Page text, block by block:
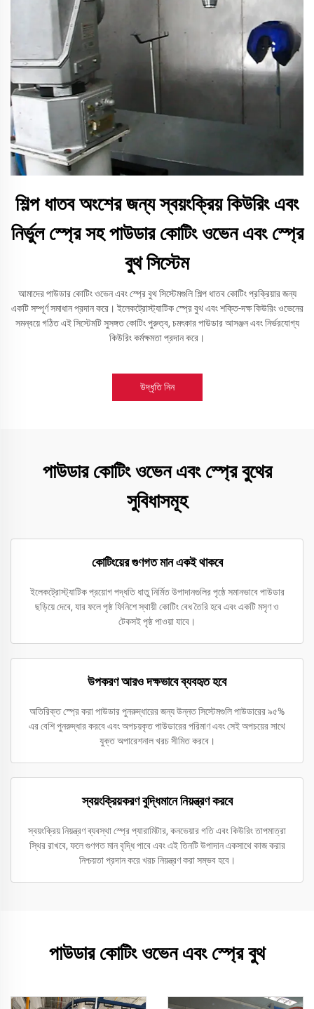
শিল্প ধাতব অংশের জন্য স্বয়ংক্রিয় কিউরিং এবং
নির্ভুল স্প্রে সহ পাউডার কোটিং ওভেন এবং স্প্রে
বুথ সিস্টেম
আমাদের পাউডার কোটিং ওভেন এবং স্প্রে বুথ সিস্টেমগুলি শিল্প ধাতব কোটিং প্রক্রিয়ার জন্য
একটি সম্পূর্ণ সমাধান প্রদান করে। ইলেকট্রোস্ট্যাটিক স্প্রে বুথ এবং শক্তি-দক্ষ কিউরিং ওভেনের
সমন্বয়ে গঠিত এই সিস্টেমটি সুসঙ্গত কোটিং পুরুত্ব, চমৎকার পাউডার আসঞ্জন এবং নির্ভরযোগ্য
কিউরিং কর্মক্ষমতা প্রদান করে।
উদ্ধৃতি নিন
পাউডার কোটিং ওভেন এবং স্প্রে বুথের
সুবিধাসমূহ
কোটিংয়ের গুণগত মান একই থাকবে
ইলেকট্রোস্ট্যাটিক প্রয়োগ পদ্ধতি ধাতু নির্মিত উপাদানগুলির পৃষ্ঠে সমানভাবে পাউডার
ছড়িয়ে দেবে, যার ফলে পৃষ্ঠ ফিনিশে স্থায়ী কোটিং বেধ তৈরি হবে এবং একটি মসৃণ ও
টেকসই পৃষ্ঠ পাওয়া যাবে।
উপকরণ আরও দক্ষভাবে ব্যবহৃত হবে
অতিরিক্ত স্প্রে করা পাউডার পুনরুদ্ধারের জন্য উন্নত সিস্টেমগুলি পাউডারের ৯৫%
এর বেশি পুনরুদ্ধার করবে এবং অপচয়কৃত পাউডারের পরিমাণ এবং সেই অপচয়ের সাথে
যুক্ত অপারেশনাল খরচ সীমিত করবে।
স্বয়ংক্রিয়করণ বুদ্ধিমানে নিয়ন্ত্রণ করবে
স্বয়ংক্রিয় নিয়ন্ত্রণ ব্যবস্থা স্প্রে প্যারামিটার, কনভেয়ার গতি এবং কিউরিং তাপমাত্রা
স্থির রাখবে, ফলে গুণগত মান বৃদ্ধি পাবে এবং এই তিনটি উপাদান একসাথে কাজ করার
নিশ্চয়তা প্রদান করে খরচ নিয়ন্ত্রণ করা সম্ভব হবে।
পাউডার কোটিং ওভেন এবং স্প্রে বুথ